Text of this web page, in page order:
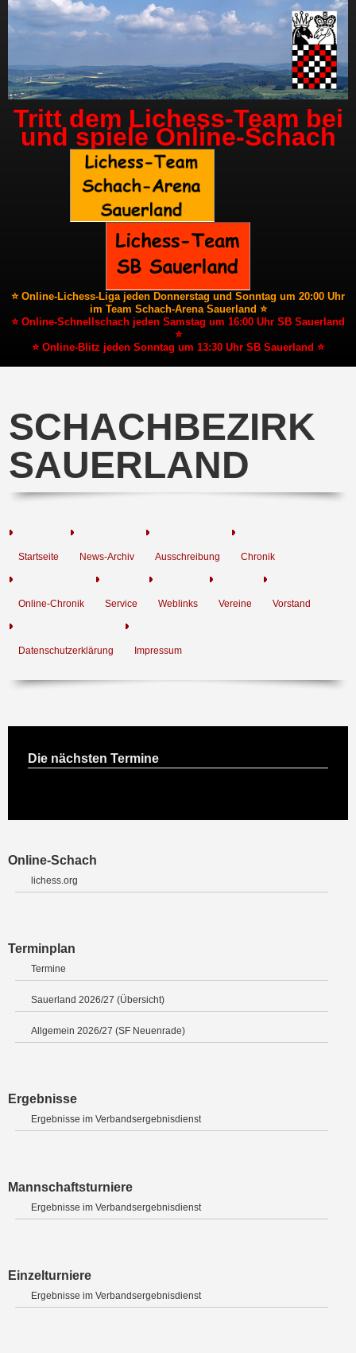
Tritt dem Lichess-Team bei
und spiele Online-Schach
⭐ Online-Lichess-Liga jeden Donnerstag und Sonntag um 20:00 Uhr
im Team Schach-Arena Sauerland ⭐
⭐ Online-Schnellschach jeden Samstag um 16:00 Uhr SB Sauerland
⭐
⭐ Online-Blitz jeden Sonntag um 13:30 Uhr SB Sauerland ⭐
SCHACHBEZIRK
SAUERLAND
Startseite News-Archiv Ausschreibung Chronik
Online-Chronik Service Weblinks Vereine Vorstand
Datenschutzerklärung Impressum
Die nächsten Termine
Online-Schach
lichess.org
Terminplan
Termine
Sauerland 2026/27 (Übersicht)
Allgemein 2026/27 (SF Neuenrade)
Ergebnisse
Ergebnisse im Verbandsergebnisdienst
Mannschaftsturniere
Ergebnisse im Verbandsergebnisdienst
Einzelturniere
Ergebnisse im Verbandsergebnisdienst